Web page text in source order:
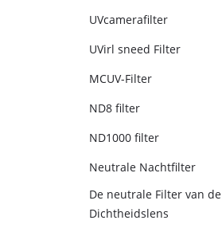
UVcamerafilter
UVirl sneed Filter
MCUV-Filter
ND8 filter
ND1000 filter
Neutrale Nachtfilter
De neutrale Filter van de
Dichtheidslens